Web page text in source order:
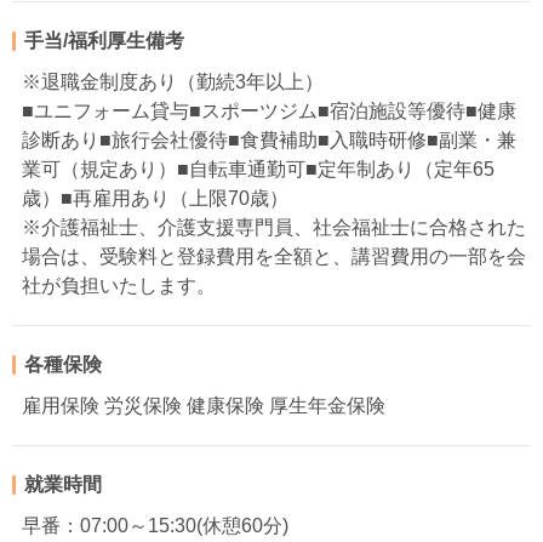
手当/福利厚生備考
※退職金制度あり（勤続3年以上）
■ユニフォーム貸与■スポーツジム■宿泊施設等優待■健康
診断あり■旅行会社優待■食費補助■入職時研修■副業・兼
業可（規定あり）■自転車通勤可■定年制あり（定年65
歳）■再雇用あり（上限70歳）
※介護福祉士、介護支援専門員、社会福祉士に合格された
場合は、受験料と登録費用を全額と、講習費用の一部を会
社が負担いたします。
各種保険
雇用保険 労災保険 健康保険 厚生年金保険
就業時間
早番：07:00～15:30(休憩60分)